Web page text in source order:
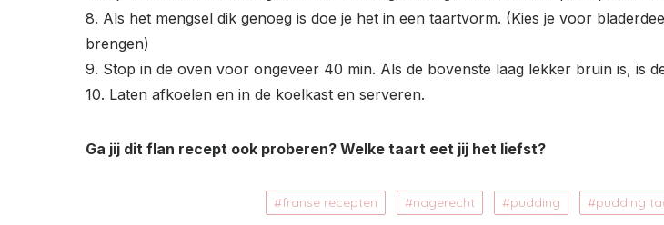
8. Als het mengsel dik genoeg is doe je het in een taartvorm. (Kies je voor
brengen)
9. Stop in de oven voor ongeveer 40 min. Als de bovenste laag lekker bruin is, is
10. Laten afkoelen en in de koelkast en serveren.
Ga jij dit flan recept ook proberen? Welke taart eet jij het liefst?
franse recepten nagerecht pudding pudding